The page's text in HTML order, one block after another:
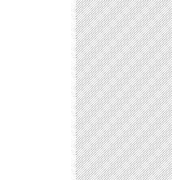
Cristiano
aan
Lees meer